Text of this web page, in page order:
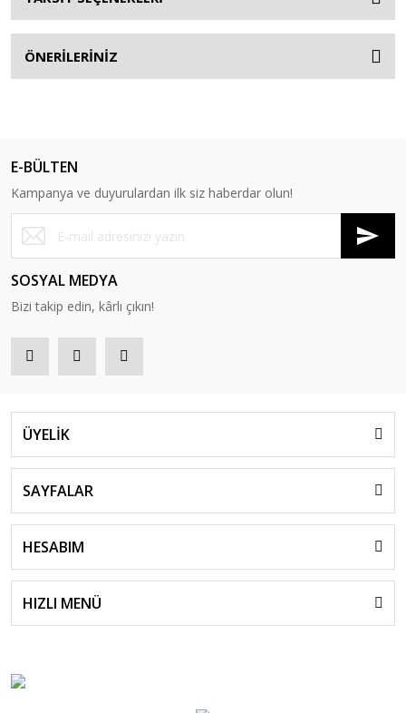
ÖNERİLERİNİZ
E-BÜLTEN
Kampanya ve duyurulardan ilk siz haberdar olun!
SOSYAL MEDYA
Bizi takip edin, kârlı çıkın!
ÜYELİK
SAYFALAR
HESABIM
HIZLI MENÜ